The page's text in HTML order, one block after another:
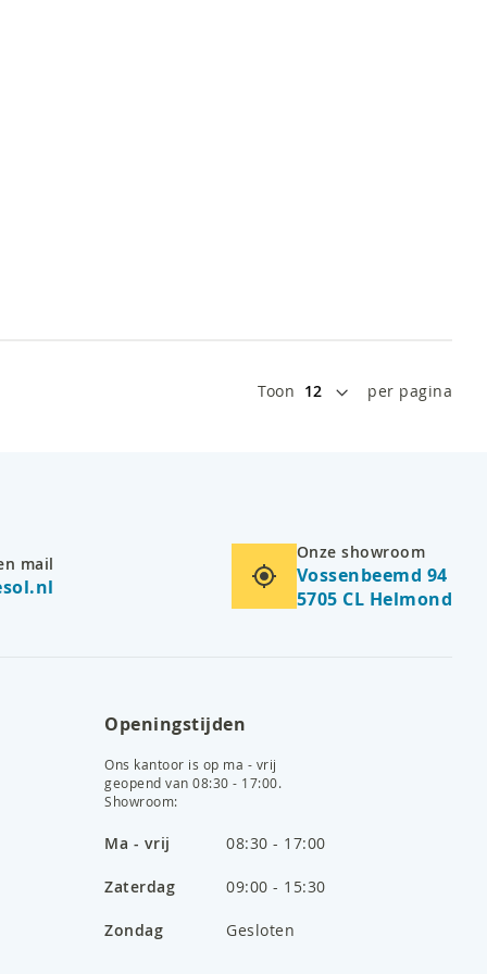
Toon per pagina
mail
Onze showroom
Vossenbeemd 94
5705 CL Helmond
Openingstijden
Ons kantoor is op ma - vrij
geopend van 08:30 - 17:00.
Showroom:
Ma - vrij 08:30 - 17:00
Zaterdag 09:00 - 15:30
Zondag Gesloten